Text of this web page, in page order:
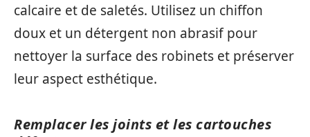
calcaire et de saletés. Utilisez un chiffon
doux et un détergent non abrasif pour
nettoyer la surface des robinets et préserver
leur aspect esthétique.
Remplacer les joints et les cartouches